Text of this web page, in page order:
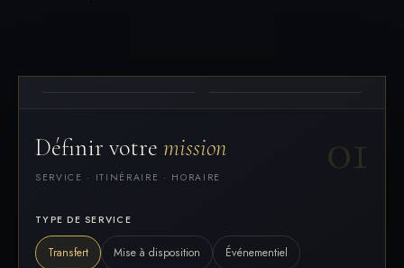
01
Définir votre mission
SERVICE · ITINÉRAIRE · HORAIRE
TYPE DE SERVICE
Transfert Mise à disposition Événementiel